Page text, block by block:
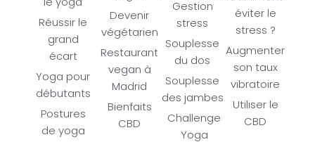
le yoga
Réussir le
grand
écart
Yoga pour
débutants
Postures
de yoga
Devenir
végétarien
Restaurant
vegan à
Madrid
Bienfaits
CBD
Gestion
stress
Souplesse
du dos
Souplesse
des jambes
Challenge
Yoga
éviter le
stress ?
Augmenter
son taux
vibratoire
Utiliser le
CBD